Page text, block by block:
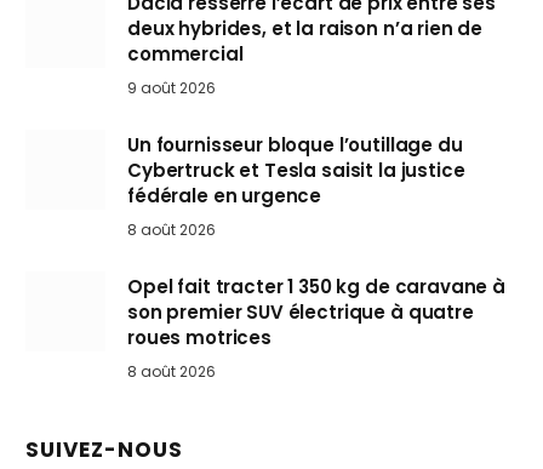
deux hybrides, et la raison n’a rien de
commercial
9 août 2026
Un fournisseur bloque l’outillage du
Cybertruck et Tesla saisit la justice
fédérale en urgence
8 août 2026
Opel fait tracter 1 350 kg de caravane à
son premier SUV électrique à quatre
roues motrices
8 août 2026
SUIVEZ-NOUS